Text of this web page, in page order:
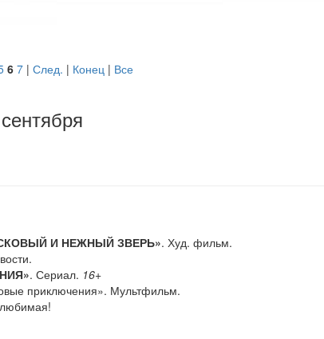
6 7| След. | Конец | Все
И НЕЖНЫЙ ЗВЕРЬ». Худ. фильм.
. Сериал. 16+
приключения». Мультфильм.